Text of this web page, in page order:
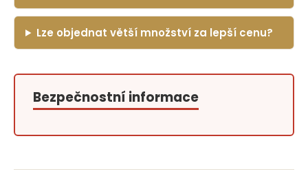
Lze objednat větší množství za lepší cenu?
Bezpečnostní informace